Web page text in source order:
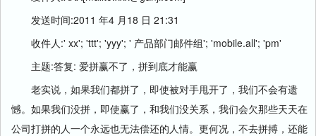
发送时间:2011 年4 月18 日 21:31
收件人:' xx'; 'ttt'; 'yyy'; ' 产品部门邮件组'; 'mobile.all'; 'pm'
主题:答复: 爱拼赢不了，拼到底才能赢
老实说，如果我们都拼了，即使被对手甩开了，我们不会有遗
憾。如果我们没拼，即使赢了，和我们没关系，我们会欠那些天天在
公司打拼的人一个永远也无法偿还的人情。更何况，不去拼搏，还能